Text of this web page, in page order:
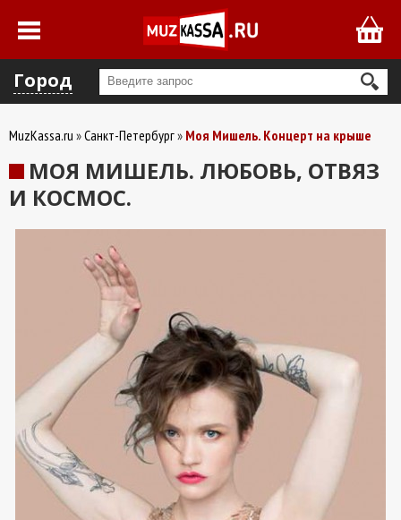
Город
MuzKassa.ru Санкт-Петербург Моя Мишель. Концерт на крыше
МОЯ МИШЕЛЬ. ЛЮБОВЬ, ОТВЯЗ
И КОСМОС.